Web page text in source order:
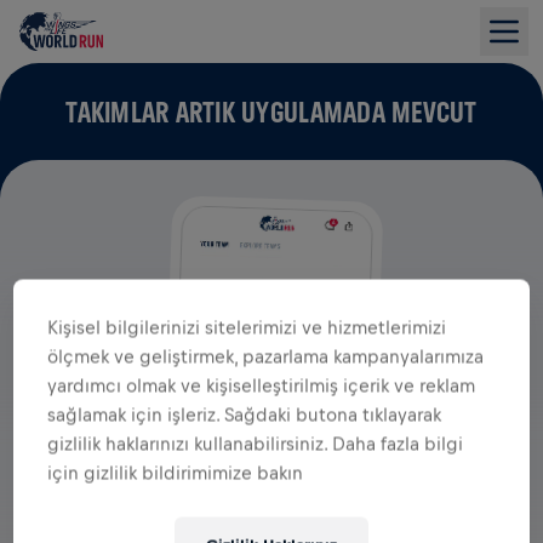
TAKIMLAR ARTIK UYGULAMADA MEVCUT
Kişisel bilgilerinizi sitelerimizi ve hizmetlerimizi
ölçmek ve geliştirmek, pazarlama kampanyalarımıza
yardımcı olmak ve kişiselleştirilmiş içerik ve reklam
sağlamak için işleriz. Sağdaki butona tıklayarak
gizlilik haklarınızı kullanabilirsiniz. Daha fazla bilgi
için gizlilik bildirimimize bakın